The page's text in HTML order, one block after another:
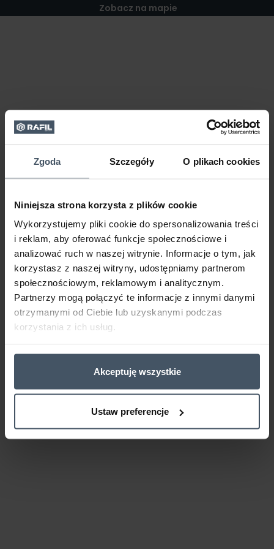
Zgoda Szczegóły O plikach cookies
Niniejsza strona korzysta z plików cookie
Wykorzystujemy pliki cookie do spersonalizowania treści
i reklam, aby oferować funkcje społecznościowe i
analizować ruch w naszej witrynie. Informacje o tym, jak
korzystasz z naszej witryny, udostępniamy partnerom
społecznościowym, reklamowym i analitycznym.
Partnerzy mogą połączyć te informacje z innymi danymi
otrzymanymi od Ciebie lub uzyskanymi podczas
korzystania z ich usług.
Akceptuję wszystkie
Ustaw preferencje
Zobacz na mapie